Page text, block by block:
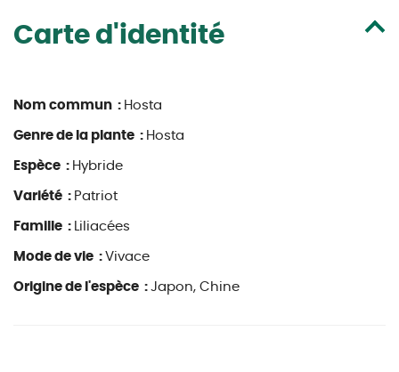
Carte d'identité
Nom commun : Hosta
Genre de la plante : Hosta
Espèce : Hybride
Variété : Patriot
Famille : Liliacées
Mode de vie : Vivace
Origine de l'espèce : Japon, Chine